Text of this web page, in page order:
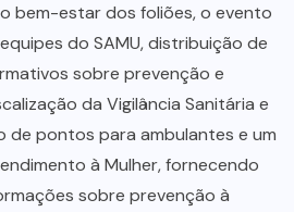
bem-estar dos foliões, o evento
do SAMU, distribuição de
sobre prevenção e
da Vigilância Sanitária e
de pontos para ambulantes e um
à Mulher, fornecendo
sobre prevenção à